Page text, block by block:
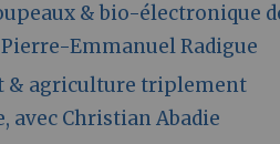
& bio-électronique
Emmanuel Radigue
& agriculture triplement
avec Christian Abadie